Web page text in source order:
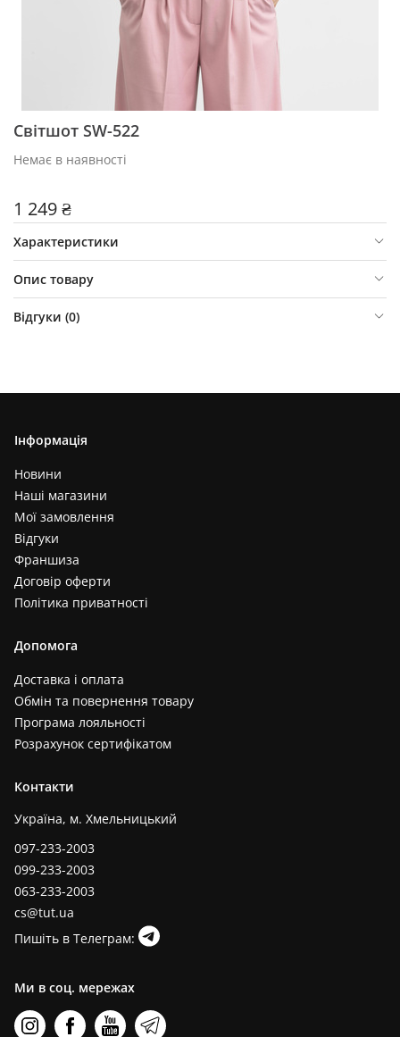
Світшот SW-522
Немає в наявності
1 249 ₴
Характеристики
Опис товару
Відгуки (0)
Інформація
Новини
Наші магазини
Мої замовлення
Відгуки
Франшиза
Договір оферти
Політика приватності
Допомога
Доставка і оплата
Обмін та повернення товару
Програма лояльності
Розрахунок сертифікатом
Контакти
Україна, м. Хмельницький
097-233-2003
099-233-2003
063-233-2003
cs@tut.ua
Пишіть в Телеграм:
Ми в соц. мережах